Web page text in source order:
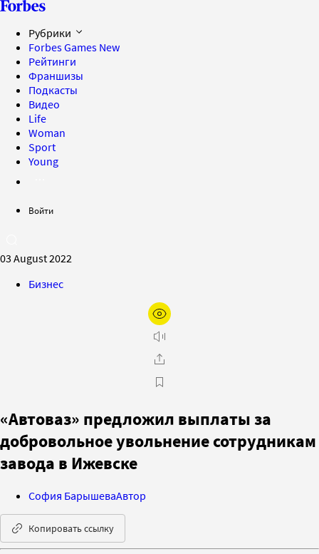
Рубрики
Forbes Games New
Рейтинги
Франшизы
Подкасты
Видео
Life
Woman
Sport
Young
Войти
03 August 2022
Бизнес
«Автоваз» предложил выплаты за
добровольное увольнение сотрудникам
завода в Ижевске
София БарышеваАвтор
Копировать ссылку